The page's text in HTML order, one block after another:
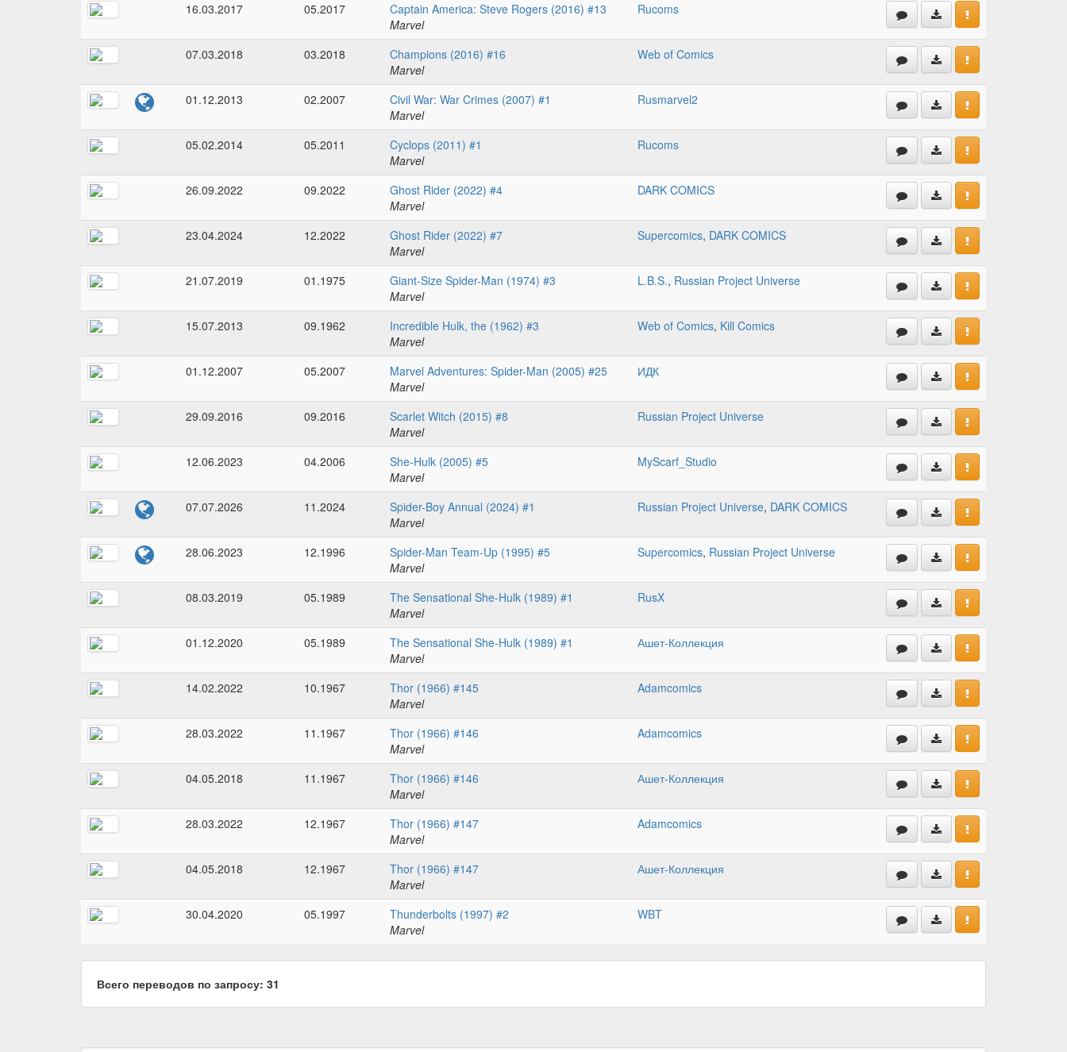
16.03.2017 05.2017
Captain America: Steve Rogers (2016) #13
Marvel
Rucoms
07.03.2018 03.2018
Champions (2016) #16
Marvel
Web of Comics
01.12.2013 02.2007
Civil War: War Crimes (2007) #1
Marvel
Rusmarvel2
05.02.2014 05.2011
Cyclops (2011) #1
Marvel
Rucoms
26.09.2022 09.2022
Ghost Rider (2022) #4
Marvel
DARK COMICS
23.04.2024 12.2022
Ghost Rider (2022) #7
Marvel
Supercomics, DARK COMICS
21.07.2019 01.1975
Giant-Size Spider-Man (1974) #3
Marvel
L.B.S., Russian Project Universe
15.07.2013 09.1962
Incredible Hulk, the (1962) #3
Marvel
Web of Comics, Kill Comics
01.12.2007 05.2007
Marvel Adventures: Spider-Man (2005) #25
Marvel
ИДК
29.09.2016 09.2016
Scarlet Witch (2015) #8
Marvel
Russian Project Universe
12.06.2023 04.2006
She-Hulk (2005) #5
Marvel
MyScarf_Studio
07.07.2026 11.2024
Spider-Boy Annual (2024) #1
Marvel
Russian Project Universe, DARK COMICS
28.06.2023 12.1996
Spider-Man Team-Up (1995) #5
Marvel
Supercomics, Russian Project Universe
08.03.2019 05.1989
The Sensational She-Hulk (1989) #1
Marvel
RusX
01.12.2020 05.1989
The Sensational She-Hulk (1989) #1
Marvel
Ашет-Коллекция
14.02.2022 10.1967
Thor (1966) #145
Marvel
Adamcomics
28.03.2022 11.1967
Thor (1966) #146
Marvel
Adamcomics
04.05.2018 11.1967
Thor (1966) #146
Marvel
Ашет-Коллекция
28.03.2022 12.1967
Thor (1966) #147
Marvel
Adamcomics
04.05.2018 12.1967
Thor (1966) #147
Marvel
Ашет-Коллекция
30.04.2020 05.1997
Thunderbolts (1997) #2
Marvel
WBT
Всего переводов по запросу: 31